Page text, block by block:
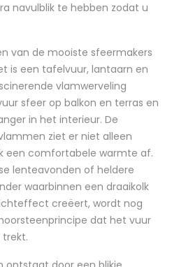
navulblik te hebben zodat u
van de mooiste sfeermakers
is een tafelvuur, lantaarn en
vlamwerveling
sfeer op balkon en terras en
in het interieur. De
ziet er niet alleen
een comfortabele warmte af.
lenteavonden of heldere
waarbinnen een draaikolk
creëert, wordt nog
dat het vuur
trekt.